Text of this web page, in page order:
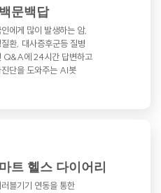
문백답
에게 많이 발생하는 암,
환, 대사증후군등 질병
Q&A에24시간 답변하고
단을 도와주는 AI봇
트 헬스 다이어리
블기기 연동을 통한